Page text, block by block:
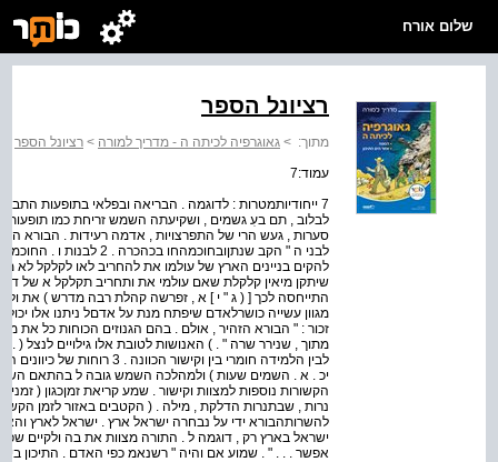
שלום אורח
רציונל הספר
מתוך: > גאוגרפיה לכיתה ה - מדריך למורה > רציונל הספר
עמוד:7
לבלוב , תם בעִ גשמים , ושקיעתה השמש זריחת כמו תופעות
סערות , געש הרי של התפרצויות , אדמה רעידות . הבורא
לבני ה " הקב
להקים בניינים הארץ של עולמו את להחריב לאו לקלקל לא
שיתקן מיאין קלקלת שאם עולמי את ותחריב תקלקל א של
התייחסה לכך [ ( ג " י ] א , זפרשה קהלת רבה מדרש ) את
מגוון עשייה כושרלאדם שיפתח מנת על אדםל ניתנו אלו
זכור : " הבורא הזהיר , אולם . בהם הגנוזים הכוחות כל את
לבין הלמידה חומרי בין וקישור
יכ . א . השמים שעות ) ולמהלכה השמש גובה ל בהתאם
הקשורות נוספות למצוות וקישור . שמע קריאת זמןכגון (
נרות , שבתנרות הדלקת , מילה . ( הקטבים באזור לזמן
ישראל בארץ רק , דוגמה ל . התורה מצוות את בה ולקיים
אפשר . . . " . שמוע אם והיה " רשנאמ כפי האדם . התיכון